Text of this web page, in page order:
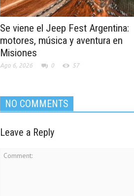
Se viene el Jeep Fest Argentina:
motores, música y aventura en
Misiones
Ago 6, 2026 0 57
NO COMMENTS
Leave a Reply